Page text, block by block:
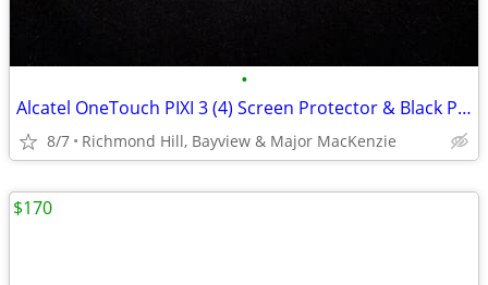
•
Alcatel OneTouch PIXI 3 (4) Screen Protector & Black Phone Case
8/7 Richmond Hill, Bayview & Major MacKenzie
$170